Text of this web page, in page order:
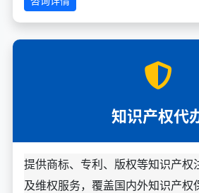
知识产权代
提供商标、专利、版权等知识产权
及维权服务，覆盖国内外知识产权